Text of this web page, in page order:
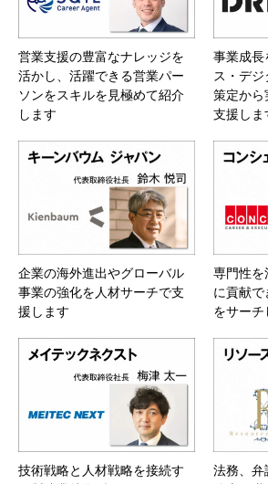
営業支援の豊富なナレッジを
活かし、活躍できる営業パー
ソンをスキルを見極めて紹介
します
事業成長
ス・デ
策定から
支援しま
企業の海外進出やグローバル
事業の強化を人材サーチで支
援します
専門性を
に貢献で
をサーチ
技術戦略と人材戦略を接続す
法務、弁